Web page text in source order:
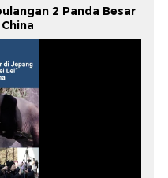
2 Panda Besar